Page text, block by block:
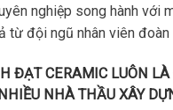
nghiệp song hành với
từ đội ngũ nhân viên đoàn
ĐẠT CERAMIC LUÔN
NHIỀU NHÀ THẦU XÂY